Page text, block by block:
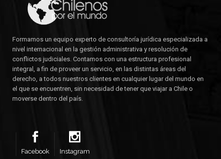
Formamos un equipo experto de consultoría jurídica especializada a
nivel internacional en la gestión administrativa y resolución de
conflictos judiciales. Contamos con una estructura profesional
integral, a fin de proveer un servicio, en las distintas áreas del
derecho, a todos nuestros clientes en cualquier lugar del mundo en
el que se encuentren, sin necesidad de tener que viajar a Chile o
moverse dentro del país.
Facebook Instagram